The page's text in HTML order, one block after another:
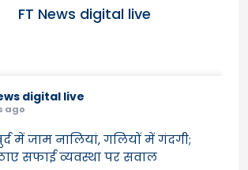
FT News digital live
digital live
ago
में जाम नालियां, गलियों में गंदगी;
सफाई व्यवस्था पर सवाल